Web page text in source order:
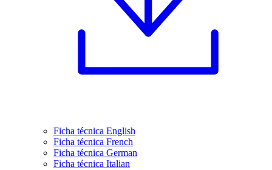
Ficha técnica English
Ficha técnica French
Ficha técnica German
Ficha técnica Italian